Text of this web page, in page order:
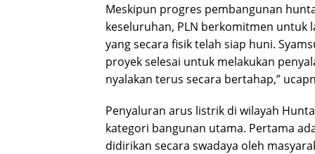
Meskipun progres pembangunan
keseluruhan, PLN berkomitmen
yang secara fisik telah siap huni.
proyek selesai untuk melakukan
nyalakan terus secara bertahap,”
Penyaluran arus listrik di wilayah
kategori bangunan utama. Pertama
didirikan secara swadaya oleh